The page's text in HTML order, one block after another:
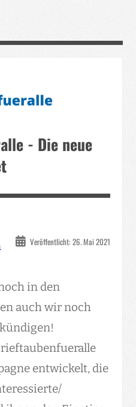
- Die neue
Veröffentlicht: 26. Mai 2021
in den
auch wir noch
entwickelt, die